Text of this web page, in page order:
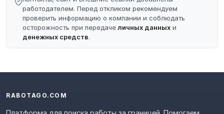
работодателем. Перед откликом рекомендуем
проверить информацию о компании и соблюдать
осторожность при передачеличных данных и
денежных средств.
RABOTAGO.COM